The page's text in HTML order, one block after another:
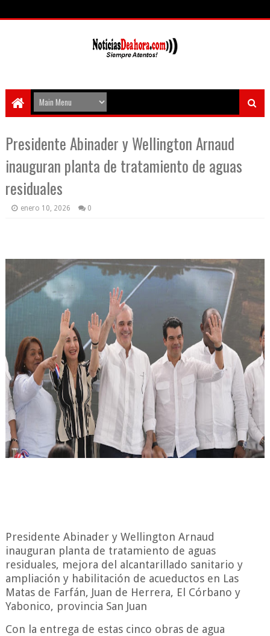
Presidente Abinader y Wellington Arnaud
inauguran planta de tratamiento de aguas
residuales
enero 10, 2026 0
Presidente Abinader y Wellington Arnaud
inauguran planta de tratamiento de aguas
residuales, mejora del alcantarillado sanitario y
ampliación y habilitación de acueductos en Las
Matas de Farfán, Juan de Herrera, El Córbano y
Yabonico, provincia San Juan
Con la entrega de estas cinco obras de agua